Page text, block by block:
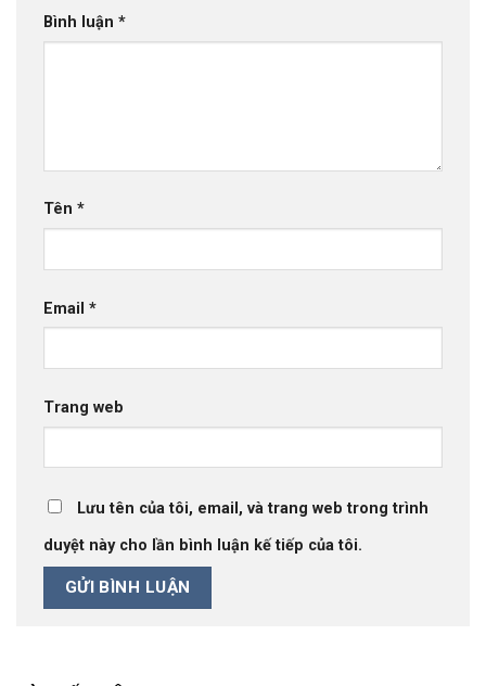
Bình luận *
Tên *
Email *
Trang web
Lưu tên của tôi, email, và trang web trong trình
duyệt này cho lần bình luận kế tiếp của tôi.